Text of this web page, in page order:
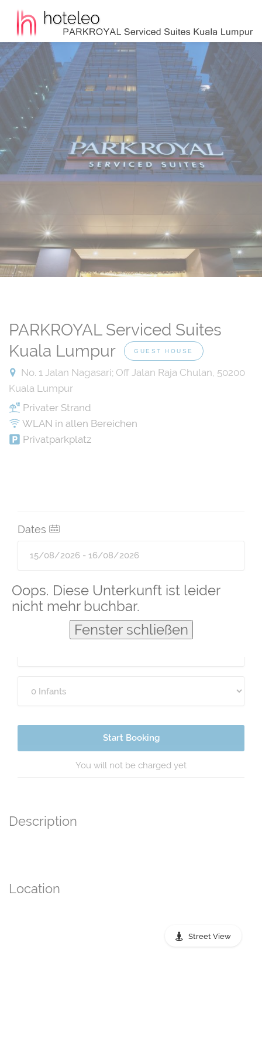
Oops. Diese Unterkunft ist leider
nicht mehr buchbar.
Fenster schließen
PARKROYAL Serviced Suites
Kuala Lumpur
GUEST HOUSE
No. 1 Jalan Nagasari; Off Jalan Raja Chulan, 50200
Kuala Lumpur
Privater Strand
WLAN in allen Bereichen
Privatparkplatz
Dates
Guests
Start Booking
You will not be charged yet
Description
Location
Street View